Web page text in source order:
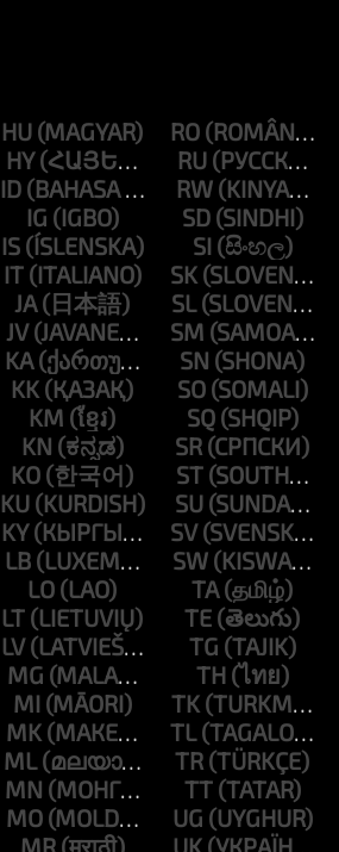
HU
HY
ID
IG
IS
IT
JA
JV
KA
KK
KM
KN
KO
KU
KY
LB
LO
LT
LV
MG
MI
MK
ML
MN
MO
MR
RO
RU
RW
SD
SI
SK
SL
SM
SN
SO
SQ
SR
ST
SU
SV
SW
TA
TE
TG
TH
TK
TL
TR
TT
UG
UK